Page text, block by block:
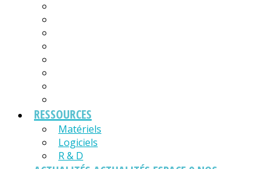
RESSOURCES
Matériels
Logiciels
R & D